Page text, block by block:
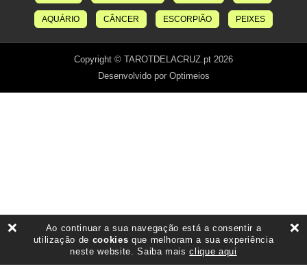
AQUÁRIO CÂNCER ESCORPIÃO PEIXES
Copyright © TAROTDELACRUZ.pt 2026
Desenvolvido por Optimeios